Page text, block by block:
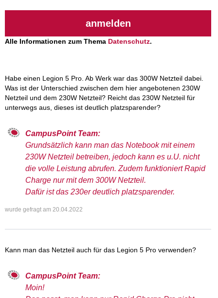
anmelden
Alle Informationen zum Thema Datenschutz.
Habe einen Legion 5 Pro. Ab Werk war das 300W Netzteil dabei.
Was ist der Unterschied zwischen dem hier angebotenen 230W
Netzteil und dem 230W Netzteil? Reicht das 230W Netzteil für
unterwegs aus, dieses ist deutlich platzsparender?
CampusPoint Team:
Grundsätzlich kann man das Notebook mit einem
230W Netzteil betreiben, jedoch kann es u.U. nicht
die volle Leistung abrufen. Zudem funktioniert Rapid
Charge nur mit dem 300W Netzteil.
Dafür ist das 230er deutlich platzsparender.
wurde gefragt am 20.04.2022
Kann man das Netzteil auch für das Legion 5 Pro verwenden?
CampusPoint Team:
Moin!